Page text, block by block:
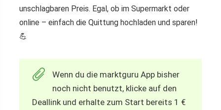
unschlagbaren Preis. Egal, ob im Supermarkt oder
online – einfach die Quittung hochladen und sparen!
💪
Wenn du die marktguru App bisher
noch nicht benutzt, klicke auf den
Deallink und erhalte zum Start bereits 1 €